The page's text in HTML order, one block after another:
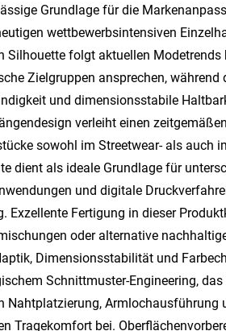
Grundlage für die
wettbewerbsintensiven
Silhouette folgt aktuellen
Zielgruppen ansprechen,
und dimensionsstabile
verleiht einen
sowohl im Streetwear- als auch
dient als ideale Grundlage für
und digitale
Exzellente Fertigung in dieser
oder alternative
Dimensionsstabilität und
Schnittmuster-Engineering,
Nahtplatzierung,
Tragekomfort bei.